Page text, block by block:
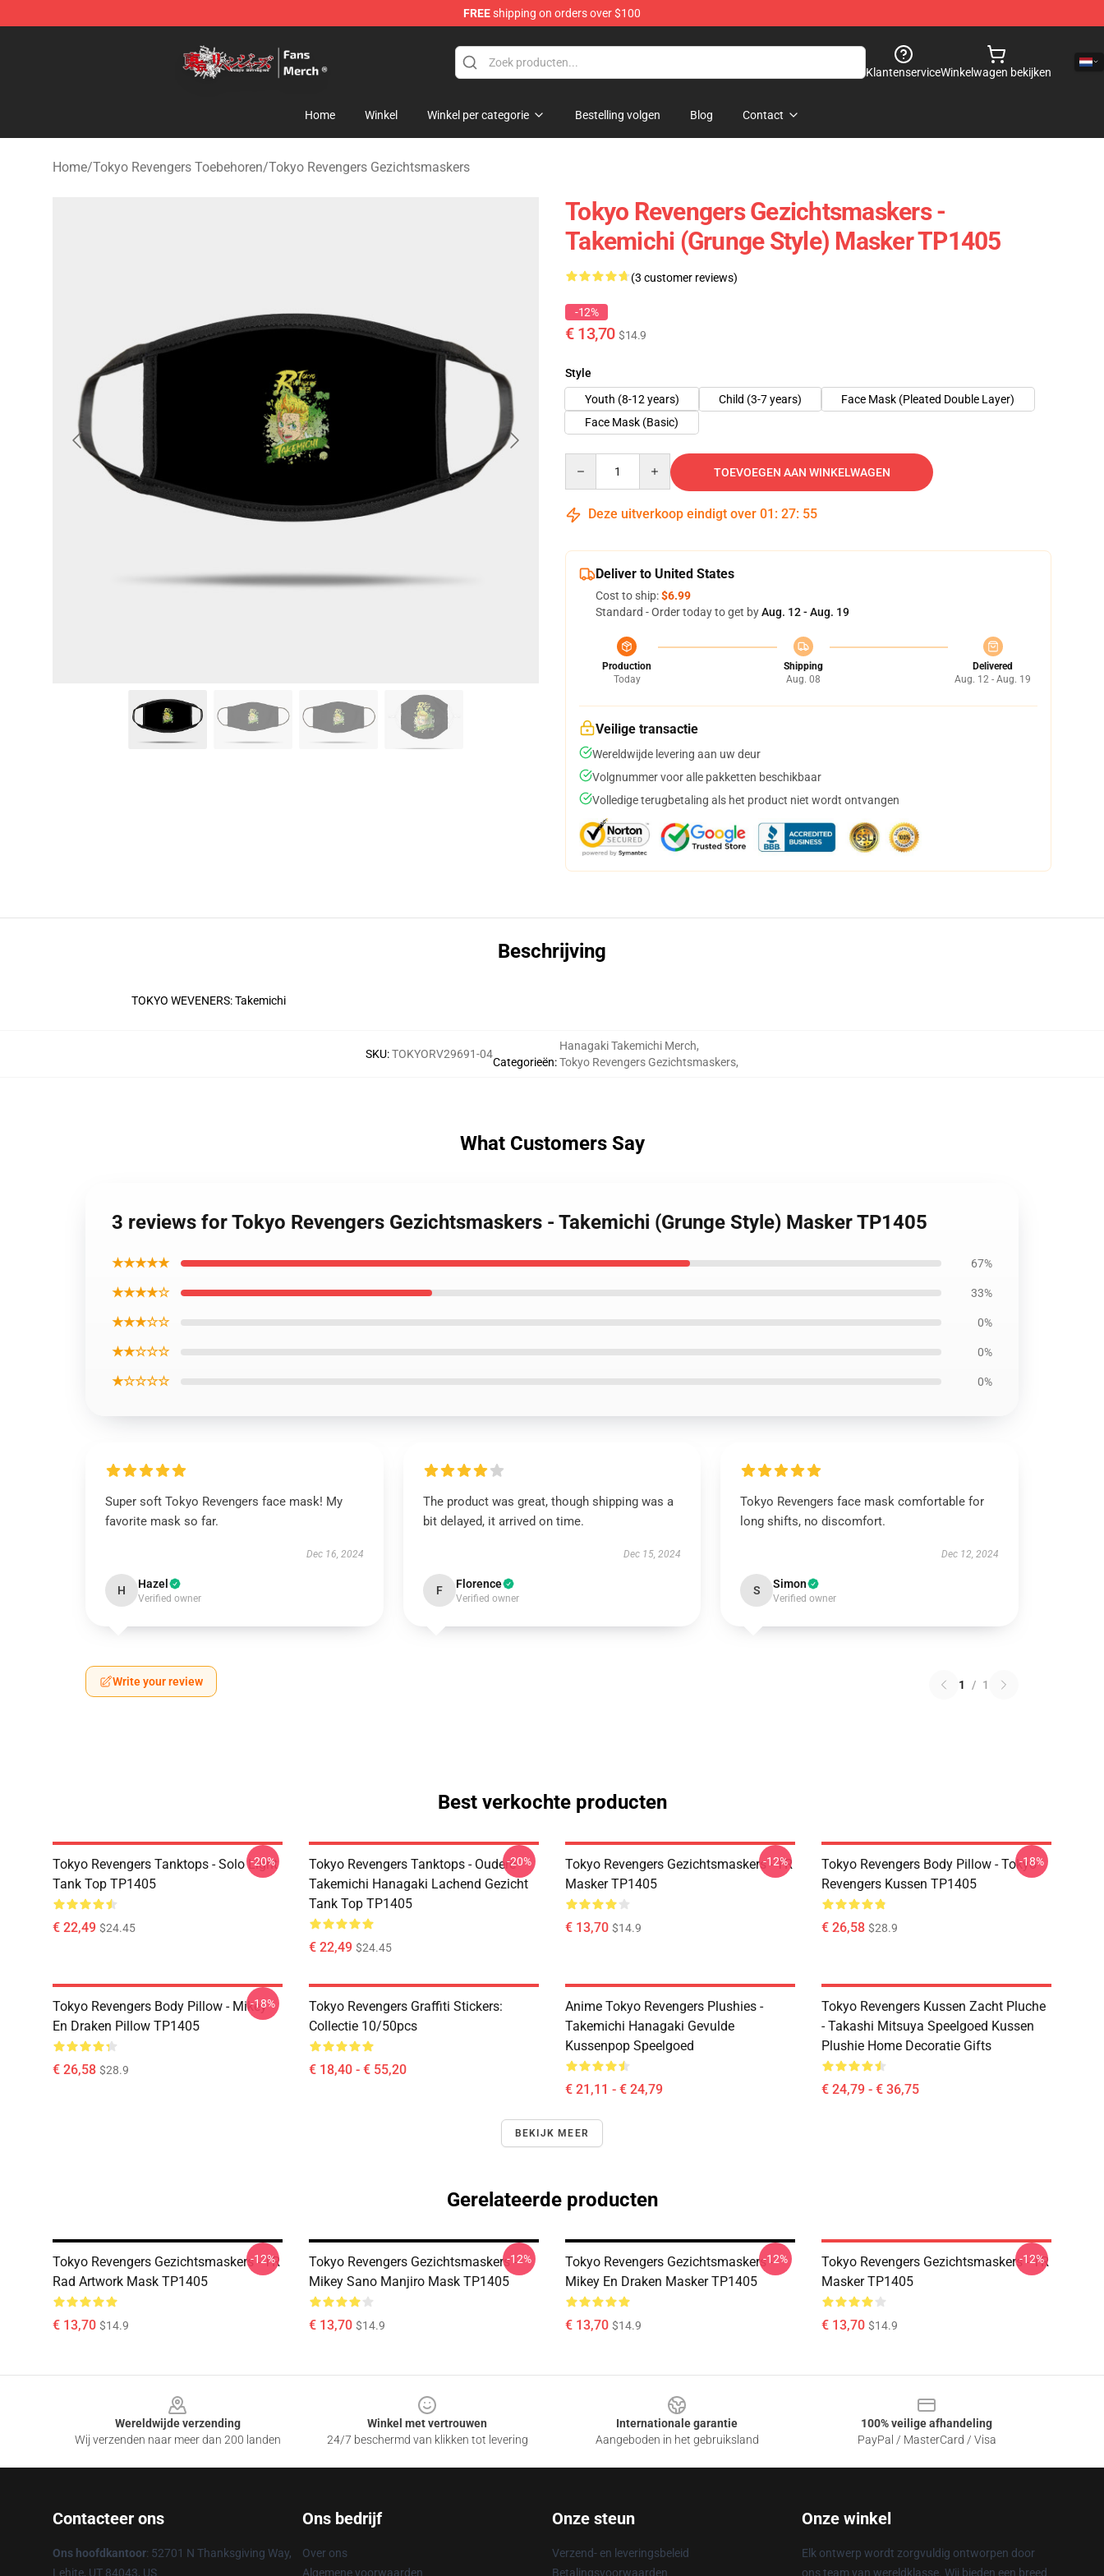
FREEshipping on orders over $100
KlantenserviceWinkelwagen bekijken
Home Winkel Winkel per categorie Bestelling volgen Blog Contact
Home/Tokyo Revengers Toebehoren/Tokyo Revengers Gezichtsmaskers
Tokyo Revengers Gezichtsmaskers -
Takemichi (Grunge Style) Masker TP1405
(3 customer reviews)
-12%
€ 13,70 $14.9
Style
Youth (8-12 years)
Child (3-7 years)
Face Mask (Pleated Double Layer)
Face Mask (Basic)
TOEVOEGEN AAN WINKELWAGEN
Deze uitverkoop eindigt over 01 : 27: 54
Deliver to United States
Cost to ship:$6.99
Standard - Order today to get byAug. 12 - Aug. 19
Production
Today
Shipping
Aug. 08
Delivered
Aug. 12 - Aug. 19
Veilige transactie
Wereldwijde levering aan uw deur
Volgnummer voor alle pakketten beschikbaar
Volledige terugbetaling als het product niet wordt ontvangen
Beschrijving
TOKYO WEVENERS: Takemichi
SKU:TOKYORV29691-04
Categorieën:
Hanagaki Takemichi Merch,
Tokyo Revengers Gezichtsmaskers,
What Customers Say
3 reviews for Tokyo Revengers Gezichtsmaskers - Takemichi (Grunge Style) Masker TP1405
★★★★★ 67%
★★★★☆ 33%
★★★☆☆ 0%
★★☆☆☆ 0%
★☆☆☆☆ 0%
Super soft Tokyo Revengers face mask! My
favorite mask so far.
Dec 16, 2024
H Hazel
Verified owner
The product was great, though shipping was a
bit delayed, it arrived on time.
Dec 15, 2024
F Florence
Verified owner
Tokyo Revengers face mask comfortable for
long shifts, no discomfort.
Dec 12, 2024
S Simon
Verified owner
Write your review 1 / 1
Best verkochte producten
Tokyo Revengers Tanktops - Solo Light
Tank Top TP1405
€ 22,49 $24.45
-20%
Tokyo Revengers Tanktops - Oudere
Takemichi Hanagaki Lachend Gezicht
Tank Top TP1405
€ 22,49 $24.45
-20%
Tokyo Revengers Gezichtsmaskers - TR
Masker TP1405
€ 13,70 $14.9
-12%
Tokyo Revengers Body Pillow - Tokyo
Revengers Kussen TP1405
€ 26,58 $28.9
-18%
Tokyo Revengers Body Pillow - Mikey
En Draken Pillow TP1405
€ 26,58 $28.9
-18%
Tokyo Revengers Graffiti Stickers:
Collectie 10/50pcs
€ 18,40 - € 55,20
Anime Tokyo Revengers Plushies -
Takemichi Hanagaki Gevulde
Kussenpop Speelgoed
€ 21,11 - € 24,79
Tokyo Revengers Kussen Zacht Pluche
- Takashi Mitsuya Speelgoed Kussen
Plushie Home Decoratie Gifts
€ 24,79 - € 36,75
BEKIJK MEER
Gerelateerde producten
Tokyo Revengers Gezichtsmaskers - TR
Rad Artwork Mask TP1405
€ 13,70 $14.9
-12%
Tokyo Revengers Gezichtsmaskers -
Mikey Sano Manjiro Mask TP1405
€ 13,70 $14.9
-12%
Tokyo Revengers Gezichtsmaskers -
Mikey En Draken Masker TP1405
€ 13,70 $14.9
-12%
Tokyo Revengers Gezichtsmaskers - TR
Masker TP1405
€ 13,70 $14.9
-12%
Wereldwijde verzending
Wij verzenden naar meer dan 200 landen
Winkel met vertrouwen
24/7 beschermd van klikken tot levering
Internationale garantie
Aangeboden in het gebruiksland
100% veilige afhandeling
PayPal / MasterCard / Visa
Contacteer ons
Ons hoofdkantoor: 52701 N Thanksgiving Way,
Lehite, UT 84043, US
Ons bedrijf
Over ons
Algemene voorwaarden
Onze steun
Verzend- en leveringsbeleid
Betalingsvoorwaarden
Onze winkel
Elk ontwerp wordt zorgvuldig ontworpen door
ons team van wereldklasse. Wij bieden een breed